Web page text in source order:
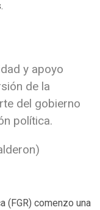
y apoyo
de la
del gobierno
política.
(FGR) comenzo una